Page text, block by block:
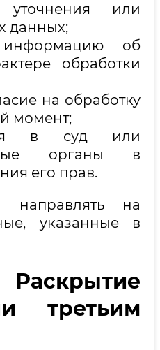
или
данных;
об
обработки
на обработку
момент;
в суд или
органы в
его прав.
направлять на
указанные в
третьим